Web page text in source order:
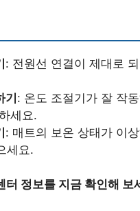
: 전원선 연결이 제대로
기: 온도 조절기가 잘 작
세요.
: 매트의 보온 상태가 이
세요.
터 정보를 지금 확인해 보